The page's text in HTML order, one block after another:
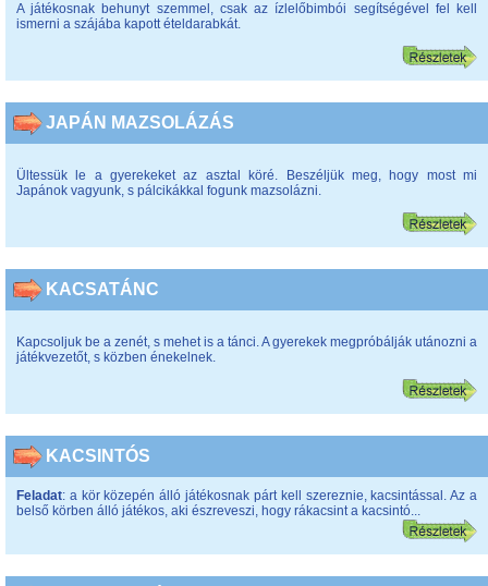
A játékosnak behunyt szemmel, csak az ízlelőbimbói segítségével fel kell
ismerni a szájába kapott ételdarabkát.
JAPÁN MAZSOLÁZÁS
Ültessük le a gyerekeket az asztal köré. Beszéljük meg, hogy most mi
Japánok vagyunk, s pálcikákkal fogunk mazsolázni.
KACSATÁNC
Kapcsoljuk be a zenét, s mehet is a tánci. A gyerekek megpróbálják utánozni a
játékvezetőt, s közben énekelnek.
KACSINTÓS
Feladat: a kör közepén álló játékosnak párt kell szereznie, kacsintással. Az a
belső körben álló játékos, aki észreveszi, hogy rákacsint a kacsintó...